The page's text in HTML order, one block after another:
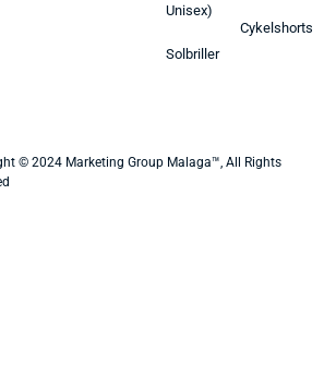
Unisex)
Solbriller
Cykelshorts
© 2024 Marketing Group Malaga™, All Rights